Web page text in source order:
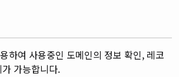
하여 사용중인 도메인의 정보 확인, 레코
가능합니다.